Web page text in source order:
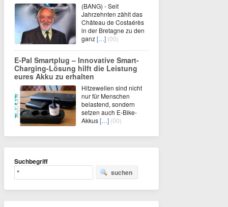
(BANG) - Seit
Jahrzehnten zählt das
Château de Costaérès
in der Bretagne zu den
ganz[…] (00)
E-Pal Smartplug – Innovative Smart-
Charging-Lösung hilft die Leistung
eures Akku zu erhalten
Hitzewellen sind nicht
nur für Menschen
belastend, sondern
setzen auch E-Bike-
Akkus[…] (00)
Suchbegriff
suchen